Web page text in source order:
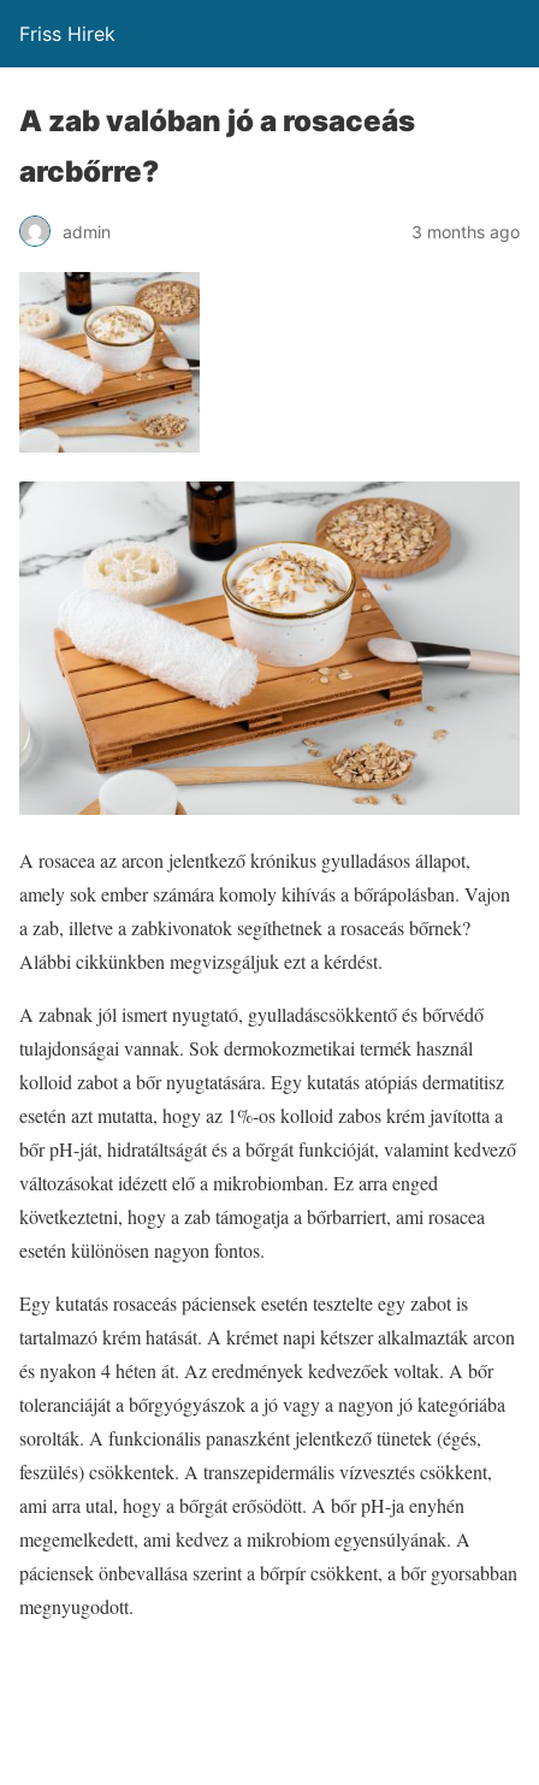
Friss Hirek
A zab valóban jó a rosaceás
arcbőrre?
admin 3 months ago
A rosacea az arcon jelentkező krónikus gyulladásos állapot,
amely sok ember számára komoly kihívás a bőrápolásban. Vajon
a zab, illetve a zabkivonatok segíthetnek a rosaceás bőrnek?
Alábbi cikkünkben megvizsgáljuk ezt a kérdést.
A zabnak jól ismert nyugtató, gyulladáscsökkentő és bőrvédő
tulajdonságai vannak. Sok dermokozmetikai termék használ
kolloid zabot a bőr nyugtatására. Egy kutatás atópiás dermatitisz
esetén azt mutatta, hogy az 1%-os kolloid zabos krém javította a
bőr pH-ját, hidratáltságát és a bőrgát funkcióját, valamint kedvező
változásokat idézett elő a mikrobiomban. Ez arra enged
következtetni, hogy a zab támogatja a bőrbarriert, ami rosacea
esetén különösen nagyon fontos.
Egy kutatás rosaceás páciensek esetén tesztelte egy zabot is
tartalmazó krém hatását. A krémet napi kétszer alkalmazták arcon
és nyakon 4 héten át. Az eredmények kedvezőek voltak. A bőr
toleranciáját a bőrgyógyászok a jó vagy a nagyon jó kategóriába
sorolták. A funkcionális panaszként jelentkező tünetek (égés,
feszülés) csökkentek. A transzepidermális vízvesztés csökkent,
ami arra utal, hogy a bőrgát erősödött. A bőr pH-ja enyhén
megemelkedett, ami kedvez a mikrobiom egyensúlyának. A
páciensek önbevallása szerint a bőrpír csökkent, a bőr gyorsabban
megnyugodott.